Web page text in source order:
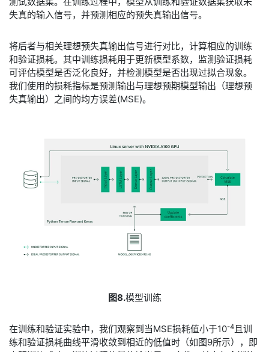
失真的输入信号，并预测相应的预失真输出信号。
​将后者与相关理想预失真输出信号进行对比，计算相应的训练
和验证损耗。其中训练损耗用于更新模型系数，监测验证损耗
可评估模型是否泛化良好，并检测模型是否出现过拟合现象。
我们使用的损耗指标是预测输出与理想预期模型输出（理想预
失真输出）之间的均方误差(MSE)。
图8.模型训练
​在训练和验证实验中，我们观察到当MSE损耗值小于10-4 且训
练和验证损耗曲线平滑收敛到相近的低值时（如图9所示），即